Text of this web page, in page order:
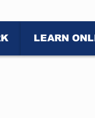
LEARN